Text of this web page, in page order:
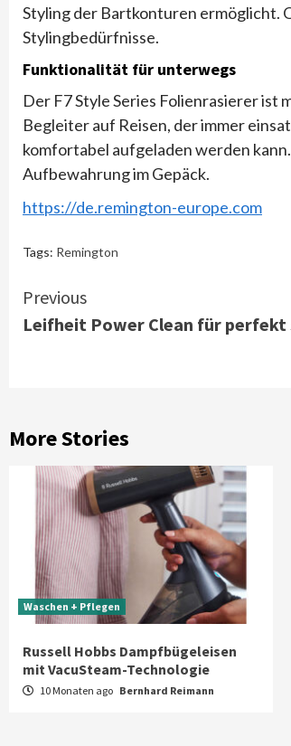
Styling der Bartkonturen ermöglicht.
Stylingbedürfnisse.
Funktionalität für unterwegs
Der F7 Style Series Folienrasierer ist
Begleiter auf Reisen, der immer
komfortabel aufgeladen werden
Aufbewahrung im Gepäck.
https://de.remington-europe.com
Tags: Remington
Continue
Reading
Previous
Leifheit Power Clean für perfekt
More Stories
Waschen + Pflegen
Russell Hobbs Dampfbügeleisen
mit VacuSteam-Technologie
10 Monaten ago Bernhard Reimann